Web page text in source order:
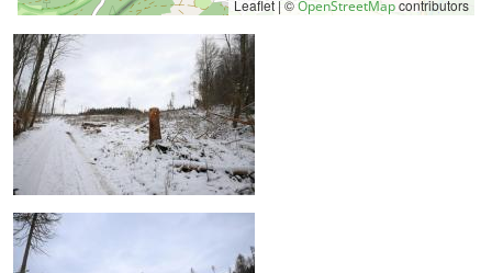
Leaflet | ©OpenStreetMapcontributors